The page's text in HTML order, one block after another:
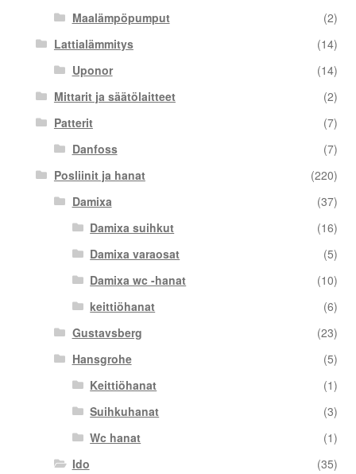
Maalämpöpumput
(2)
Lattialämmitys
(14)
Uponor
(14)
Mittarit ja säätölaitteet
(2)
Patterit
(7)
Danfoss
(7)
Posliinit ja hanat
(220)
Damixa
(37)
Damixa suihkut
(16)
Damixa varaosat
(5)
Damixa wc -hanat
(10)
keittiöhanat
(6)
Gustavsberg
(23)
Hansgrohe
(5)
Keittiöhanat
(1)
Suihkuhanat
(3)
Wc hanat
(1)
Ido
(35)